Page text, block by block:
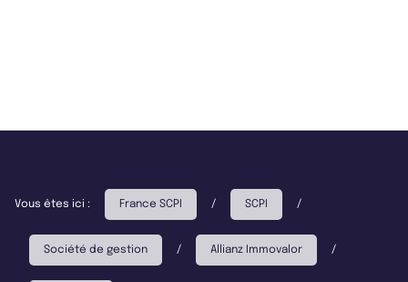
Vous êtes ici : France SCPI / SCPI /
Société de gestion / Allianz Immovalor /